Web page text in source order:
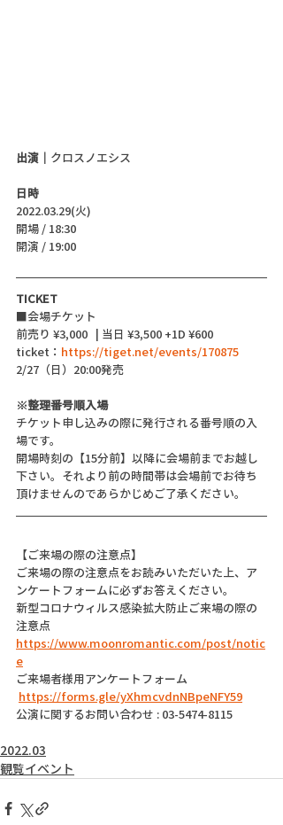
出演｜ クロスノエシス
日時
2022.03.29(火)
開場 / 18:30
開演 / 19:00
TICKET
■会場チケット
前売り ¥3,000   | 当日 ¥3,500 +1D ¥600
ticket： https://tiget.net/events/170875
2/27（日）20:00発売
※整理番号順入場
チケット申し込みの際に発行される番号順の入
場です。
開場時刻の【15分前】以降に会場前までお越し
下さい。それより前の時間帯は会場前でお待ち
頂けませんのであらかじめご了承ください。
【ご来場の際の注意点】
ご来場の際の注意点をお読みいただいた上、ア
ンケートフォームに必ずお答えください。
新型コロナウィルス感染拡大防止ご来場の際の
注意点
https://www.moonromantic.com/post/notic
e
ご来場者様用アンケートフォーム
https://forms.gle/yXhmcvdnNBpeNFY59
公演に関するお問い合わせ : 03-5474-8115
2022.03
観覧イベント